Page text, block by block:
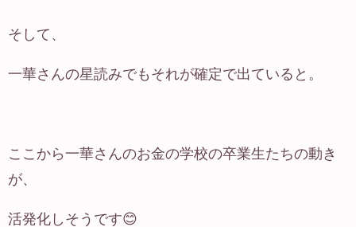
そして、
一華さんの星読みでもそれが確定で出ていると。
ここから一華さんのお金の学校の卒業生たちの動き
が、
活発化しそうです😊